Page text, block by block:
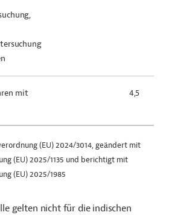
mit
4,5
(EU) 2024/3014, geändert mit
(EU) 2025/1135 und berichtigt mit
(EU) 2025/1985
gelten nicht für die indischen